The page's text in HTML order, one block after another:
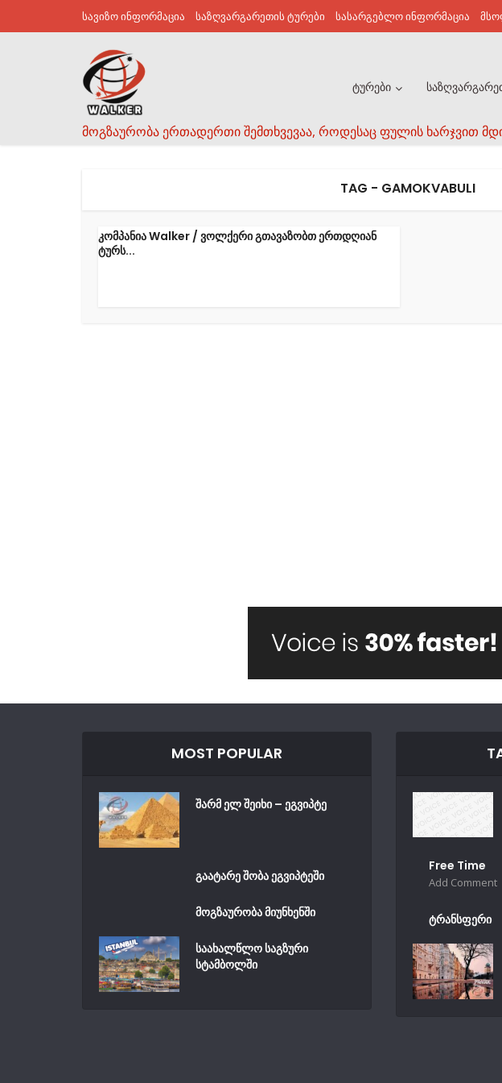
სავიზო ინფორმაცია საზღვარგარეთის ტურები სასარგებლო ინფორმაცია
მოგზაურობა ერთადერთი შემთხვევაა, როდესაც ფულის ხარჯვით
ტურები
TAG - GAMOKVABULI
კომპანია Walker / ვოლქერი გთავაზობთ ერთდღიან
ტურს...
MOST POPULAR
შარმ ელ შეიხი – ეგვიპტე
გაატარე შობა ეგვიპტეში
მოგზაურობა მიუნხენში
საახალწლო საგზური
სტამბოლში
Free Time
Add Comment
ტრანსფერი